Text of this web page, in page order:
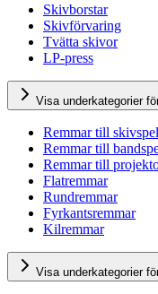
Skivborstar
Skivförvaring
Tvätta skivor
LP-press
Visa underkategorier
Remmar till
Remmar till
Remmar till
Flatremmar
Rundremmar
Fyrkantsremmar
Kilremmar
Visa underkategorier